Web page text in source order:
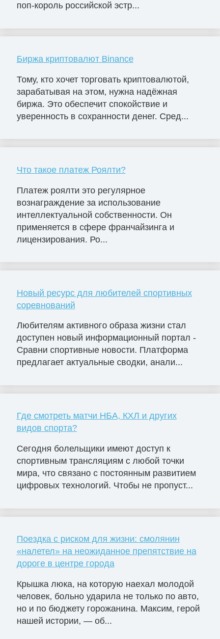
поп-король российской эстр...
Биржа криптовалют Binance
Тому, кто хочет торговать криптовалютой,
зарабатывая на этом, нужна надёжная
биржа. Это обеспечит спокойствие и
уверенность в сохранности денег. Сред...
Что такое платеж Роялти?
Платеж роялти это регулярное
вознаграждение за использование
интеллектуальной собственности. Он
применяется в сфере франчайзинга и
лицензирования. Ро...
Новый ресурс для любителей спортивных
соревнований
Любителям активного образа жизни стал
доступен новый информационный портал -
Сравни спортивные новости. Платформа
предлагает актуальные сводки, анали...
Где смотреть матчи НБА, КХЛ и других
видов спорта?
Сегодня болельщики имеют доступ к
спортивным трансляциям с любой точки
мира, что связано с постоянным развитием
цифровых технологий. Чтобы не пропуст...
Поездка с риском для жизни: смолянин
«налетел» на неожиданное препятствие на
дороге в центре города
Крышка люка, на которую наехал молодой
человек, больно ударила не только по авто,
но и по бюджету горожанина. Максим, герой
нашей истории, — об...